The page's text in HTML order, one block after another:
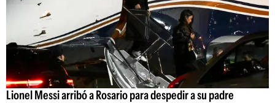
Lionel Messi arribó a Rosario para despedir a su padre